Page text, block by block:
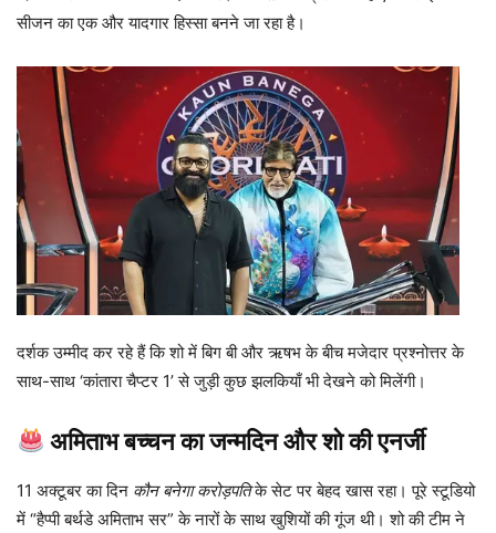
सीजन का एक और यादगार हिस्सा बनने जा रहा है।
दर्शक उम्मीद कर रहे हैं कि शो में बिग बी और ऋषभ के बीच मजेदार प्रश्नोत्तर के
साथ-साथ ‘कांतारा चैप्टर 1’ से जुड़ी कुछ झलकियाँ भी देखने को मिलेंगी।
अमिताभ बच्चन का जन्मदिन और शो की एनर्जी
11 अक्टूबर का दिन कौन बनेगा करोड़पतिके सेट पर बेहद खास रहा। पूरे स्टूडियो
में “हैप्पी बर्थडे अमिताभ सर” के नारों के साथ खुशियों की गूंज थी। शो की टीम ने